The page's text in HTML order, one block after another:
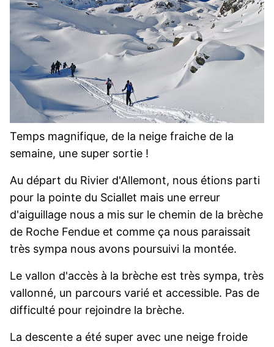
Temps magnifique, de la neige fraiche de la
semaine, une super sortie !
Au départ du Rivier d'Allemont, nous étions parti
pour la pointe du Sciallet mais une erreur
d'aiguillage nous a mis sur le chemin de la brèche
de Roche Fendue et comme ça nous paraissait
très sympa nous avons poursuivi la montée.
Le vallon d'accès à la brèche est très sympa, très
vallonné, un parcours varié et accessible. Pas de
difficulté pour rejoindre la brèche.
La descente a été super avec une neige froide